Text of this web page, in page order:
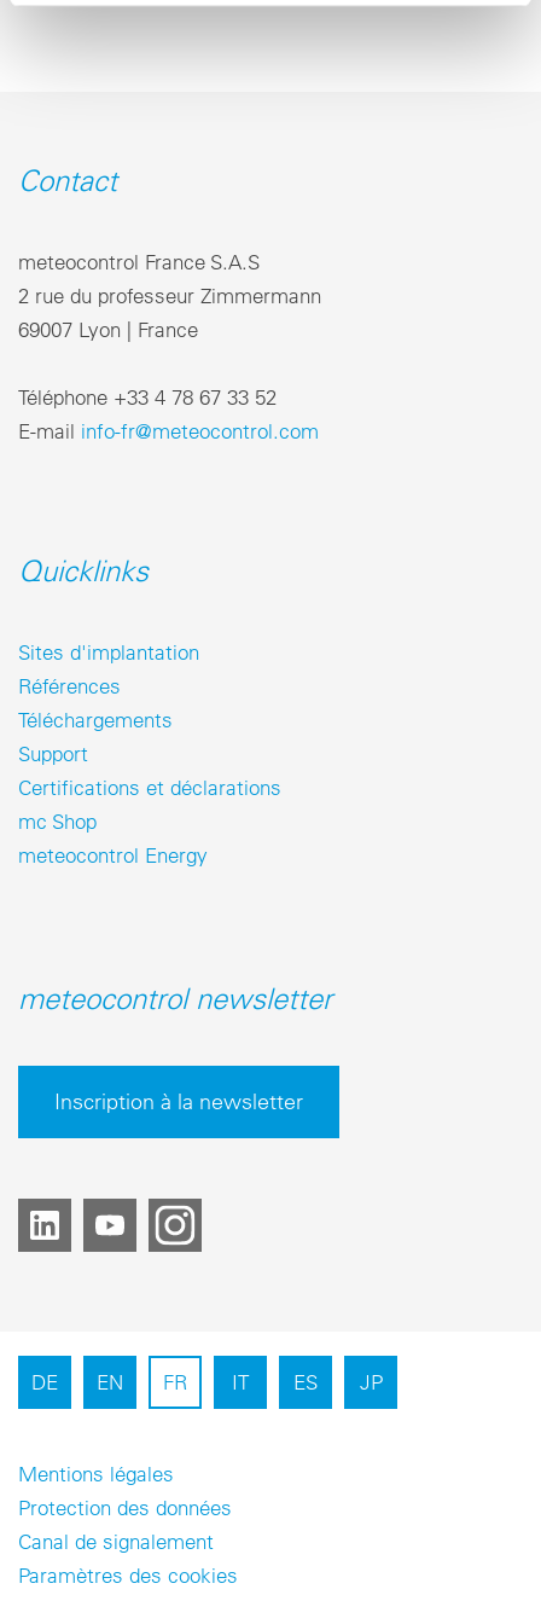
Contact
meteocontrol France S.A.S
2 rue du professeur Zimmermann
69007 Lyon | France
Téléphone +33 4 78 67 33 52
E-mail info-fr@meteocontrol.com
Quicklinks
Sites d'implantation
Références
Téléchargements
Support
Certifications et déclarations
mc Shop
meteocontrol Energy
meteocontrol newsletter
Inscription à la newsletter
DE EN FR IT ES JP
Mentions légales
Protection des données
Canal de signalement
Paramètres des cookies